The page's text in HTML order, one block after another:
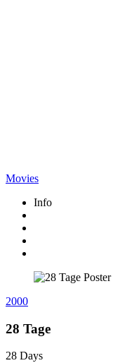
Movies
Info
2000
28 Tage
28 Days